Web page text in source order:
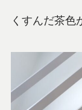
くすんだ茶色